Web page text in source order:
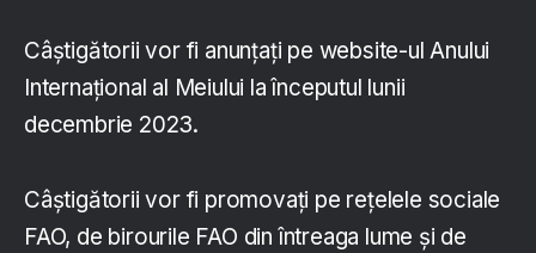
Câștigătorii vor fi anunțați pe website-ul Anului
Internațional al Meiului la începutul lunii
decembrie 2023.
Câștigătorii vor fi promovați pe rețelele sociale
FAO, de birourile FAO din întreaga lume și de